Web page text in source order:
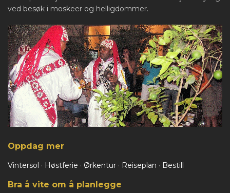
ved besøk i moskeer og helligdommer.
Oppdag mer
Vintersol · Høstferie · Ørkentur · Reiseplan · Bestill
Bra å vite om å planlegge